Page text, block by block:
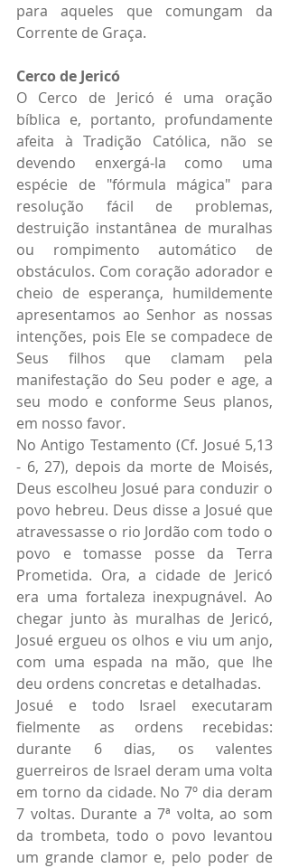
para aqueles que comungam da
Corrente de Graça.
Cerco de Jericó
O Cerco de Jericó é uma oração
bíblica e, portanto, profundamente
afeita à Tradição Católica, não se
devendo enxergá-la como uma
espécie de "fórmula mágica" para
resolução fácil de problemas,
destruição instantânea de muralhas
ou rompimento automático de
obstáculos. Com coração adorador e
cheio de esperança, humildemente
apresentamos ao Senhor as nossas
intenções, pois Ele se compadece de
Seus filhos que clamam pela
manifestação do Seu poder e age, a
seu modo e conforme Seus planos,
em nosso favor.
No Antigo Testamento (Cf. Josué 5,13
- 6, 27), depois da morte de Moisés,
Deus escolheu Josué para conduzir o
povo hebreu. Deus disse a Josué que
atravessasse o rio Jordão com todo o
povo e tomasse posse da Terra
Prometida. Ora, a cidade de Jericó
era uma fortaleza inexpugnável. Ao
chegar junto às muralhas de Jericó,
Josué ergueu os olhos e viu um anjo,
com uma espada na mão, que lhe
deu ordens concretas e detalhadas.
Josué e todo Israel executaram
fielmente as ordens recebidas:
durante 6 dias, os valentes
guerreiros de Israel deram uma volta
em torno da cidade. No 7º dia deram
7 voltas. Durante a 7ª volta, ao som
da trombeta, todo o povo levantou
um grande clamor e, pelo poder de